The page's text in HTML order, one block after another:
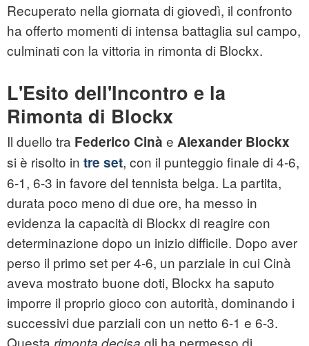
Recuperato nella giornata di giovedì, il confronto
ha offerto momenti di intensa battaglia sul campo,
culminati con la vittoria in rimonta di Blockx.
L'Esito dell'Incontro e la
Rimonta di Blockx
Il duello tra Federico Cinà e Alexander Blockx
si è risolto in tre set, con il punteggio finale di 4-6,
6-1, 6-3 in favore del tennista belga. La partita,
durata poco meno di due ore, ha messo in
evidenza la capacità di Blockx di reagire con
determinazione dopo un inizio difficile. Dopo aver
perso il primo set per 4-6, un parziale in cui Cinà
aveva mostrato buone doti, Blockx ha saputo
imporre il proprio gioco con autorità, dominando i
successivi due parziali con un netto 6-1 e 6-3.